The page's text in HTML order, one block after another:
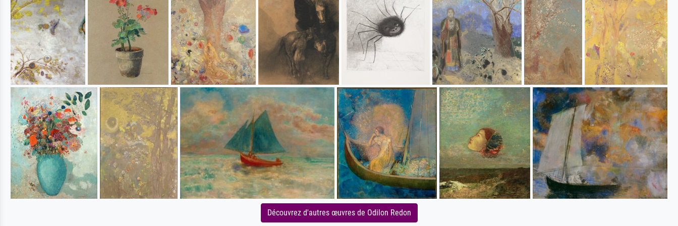
Découvrez d'autres œuvres de Odilon Redon